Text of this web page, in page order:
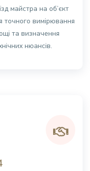
майстра на об’єкт
точного вимірювання
та визначення
нюансів.